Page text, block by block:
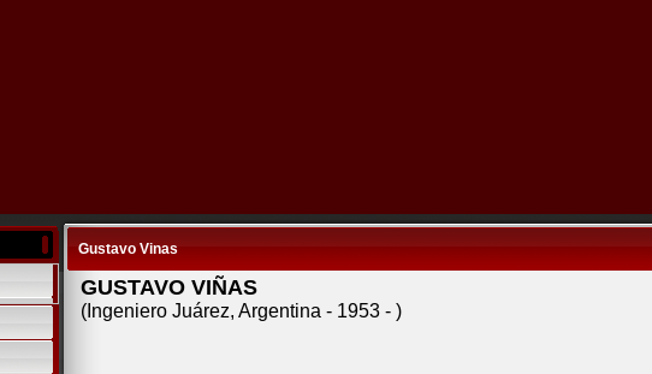
Gustavo Vinas
GUSTAVO VIÑAS
(Ingeniero Juárez, Argentina - 1953 - )